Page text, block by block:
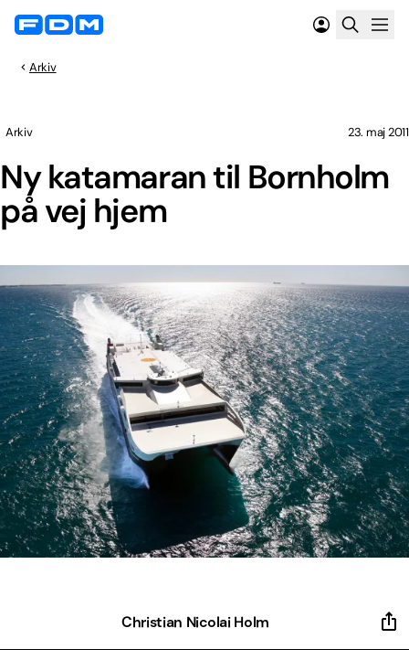
Arkiv
Ny katamaran til Bornholm
på vej hjem
Arkiv 23. maj 2011
Christian Nicolai Holm